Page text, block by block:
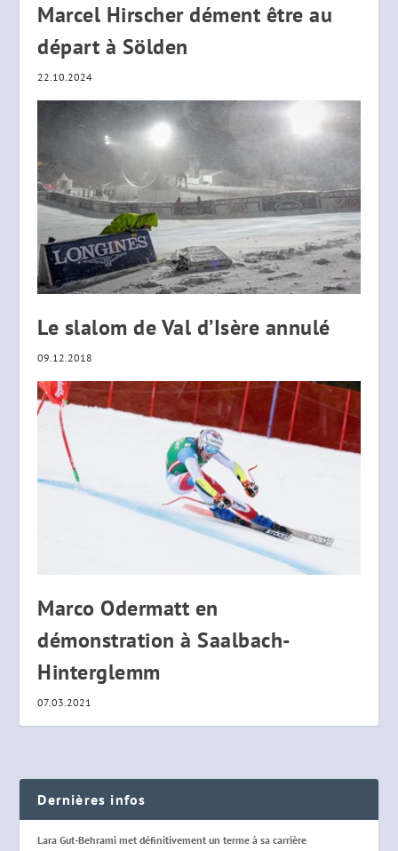
Marcel Hirscher dément être au
départ à Sölden
22.10.2024
Le slalom de Val d’Isère annulé
09.12.2018
Marco Odermatt en
démonstration à Saalbach-
Hinterglemm
07.03.2021
Dernières infos
Lara Gut-Behrami met définitivement un terme à sa carrière